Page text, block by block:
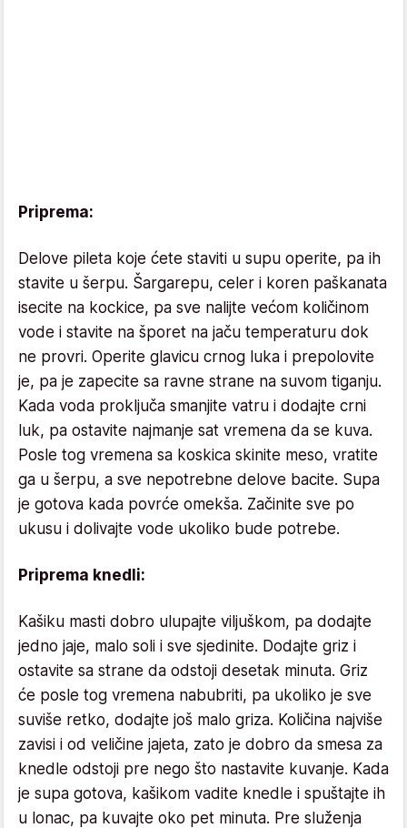
Priprema:
Delove pileta koje ćete staviti u supu operite, pa ih
stavite u šerpu. Šargarepu, celer i koren paškanata
isecite na kockice, pa sve nalijte većom količinom
vode i stavite na šporet na jaču temperaturu dok
ne provri. Operite glavicu crnog luka i prepolovite
je, pa je zapecite sa ravne strane na suvom tiganju.
Kada voda proključa smanjite vatru i dodajte crni
luk, pa ostavite najmanje sat vremena da se kuva.
Posle tog vremena sa koskica skinite meso, vratite
ga u šerpu, a sve nepotrebne delove bacite. Supa
je gotova kada povrće omekša. Začinite sve po
ukusu i dolivajte vode ukoliko bude potrebe.
Priprema knedli:
Kašiku masti dobro ulupajte viljuškom, pa dodajte
jedno jaje, malo soli i sve sjedinite. Dodajte griz i
ostavite sa strane da odstoji desetak minuta. Griz
će posle tog vremena nabubriti, pa ukoliko je sve
suviše retko, dodajte još malo griza. Količina najviše
zavisi i od veličine jajeta, zato je dobro da smesa za
knedle odstoji pre nego što nastavite kuvanje. Kada
je supa gotova, kašikom vadite knedle i spuštajte ih
u lonac, pa kuvajte oko pet minuta. Pre služenja